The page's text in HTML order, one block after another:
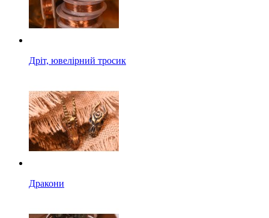
Дріт, ювелірний тросик
Дракони